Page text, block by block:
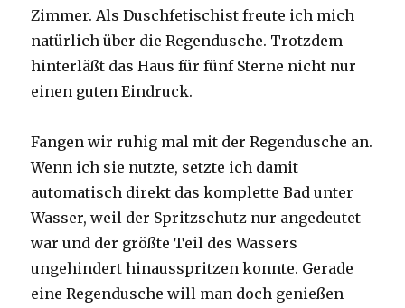
Zimmer. Als Duschfetischist freute ich mich
natürlich über die Regendusche. Trotzdem
hinterläßt das Haus für fünf Sterne nicht nur
einen guten Eindruck.
Fangen wir ruhig mal mit der Regendusche an.
Wenn ich sie nutzte, setzte ich damit
automatisch direkt das komplette Bad unter
Wasser, weil der Spritzschutz nur angedeutet
war und der größte Teil des Wassers
ungehindert hinausspritzen konnte. Gerade
eine Regendusche will man doch genießen